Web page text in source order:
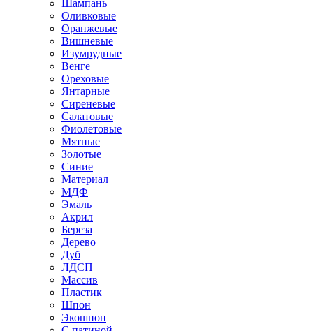
Шампань
Оливковые
Оранжевые
Вишневые
Изумрудные
Венге
Ореховые
Янтарные
Сиреневые
Салатовые
Фиолетовые
Мятные
Золотые
Синие
Материал
МДФ
Эмаль
Акрил
Береза
Дерево
Дуб
ЛДСП
Массив
Пластик
Шпон
Экошпон